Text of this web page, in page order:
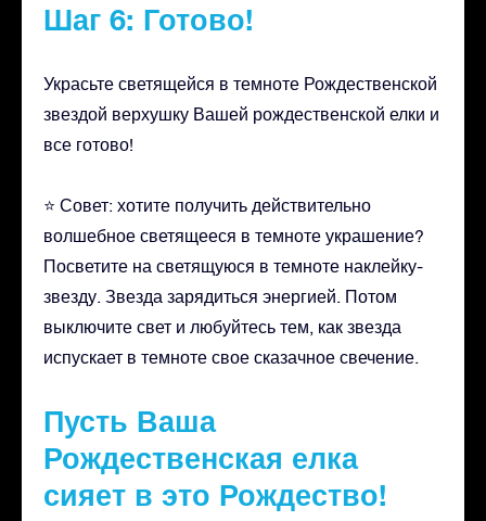
Шаг 6: Готово!
Украсьте светящейся в темноте Рождественской
звездой верхушку Вашей рождественской елки и
все готово!
⭐ Совет: хотите получить действительно
волшебное светящееся в темноте украшение?
Посветите на светящуюся в темноте наклейку-
звезду. Звезда зарядиться энергией. Потом
выключите свет и любуйтесь тем, как звезда
испускает в темноте свое сказачное свечение.
Пусть Ваша
Рождественская елка
сияет в это Рождество!